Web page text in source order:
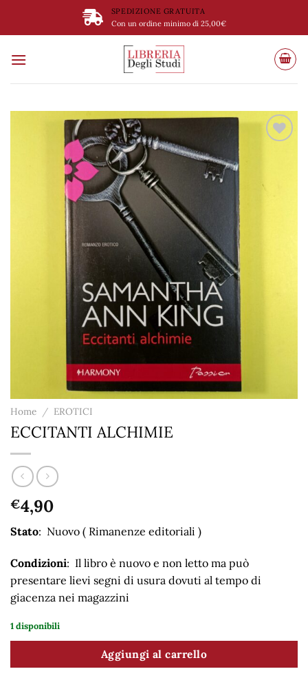
SPEDIZIONE GRATUITA
Con un ordine minimo di 25,00€
Home / EROTICI
ECCITANTI ALCHIMIE
€4,90
Stato: Nuovo ( Rimanenze editoriali )
Condizioni: Il libro è nuovo e non letto ma può
presentare lievi segni di usura dovuti al tempo di
giacenza nei magazzini
1 disponibili
Aggiungi al carrello